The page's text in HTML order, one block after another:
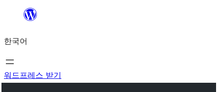
츠
로
바
한국어
워드프레스 받기